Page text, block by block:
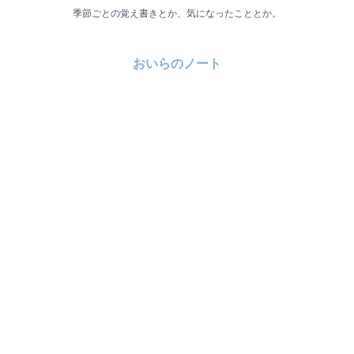
季節ごとの覚え書きとか、気になったこととか。
おいらのノート